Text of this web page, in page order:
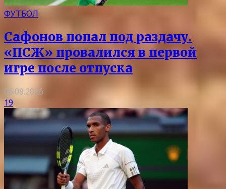
ФУТБОЛ
Сафонов попал под раздачу.
«ПСЖ» провалился в первой
игре после отпуска
06.08.2026
19